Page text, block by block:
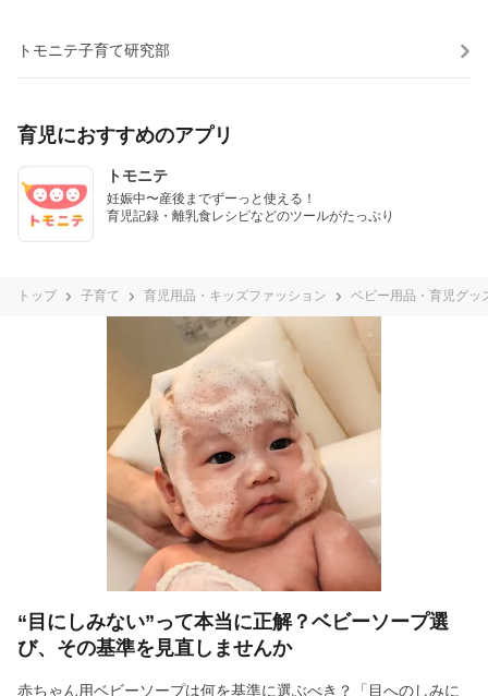
トモニテ子育て研究部
育児におすすめのアプリ
トモニテ
妊娠中〜産後までずーっと使える！
育児記録・離乳食レシピなどのツールがたっぷり
トップ 子育て 育児用品・キッズファッション ベビー用品・育児グッ
“目にしみない”って本当に正解？ベビーソープ選
び、その基準を見直しませんか
赤ちゃん用ベビーソープは何を基準に選ぶべき？「目へのしみに